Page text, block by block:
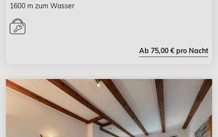
1600 m zum Wasser
Ab 75,00 € pro Nacht